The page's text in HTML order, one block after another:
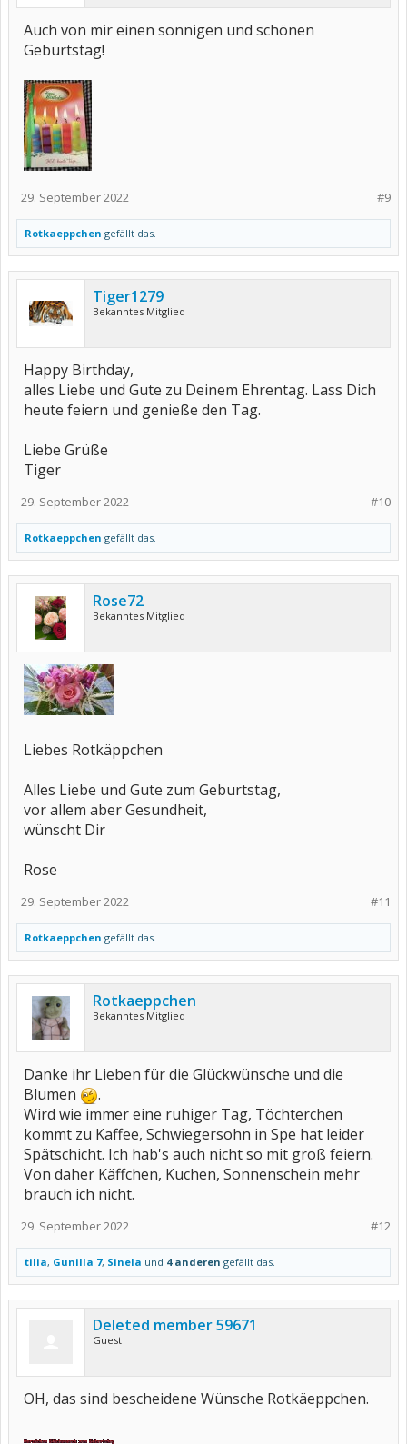
Auch von mir einen sonnigen und schönen
Geburtstag!
#9
29. September 2022
Rotkaeppchen gefällt das.
Tiger1279
Bekanntes Mitglied
Happy Birthday,
alles Liebe und Gute zu Deinem Ehrentag. Lass Dich
heute feiern und genieße den Tag.
Liebe Grüße
Tiger
#10
29. September 2022
Rotkaeppchen gefällt das.
Rose72
Bekanntes Mitglied
Liebes Rotkäppchen
Alles Liebe und Gute zum Geburtstag,
vor allem aber Gesundheit,
wünscht Dir
Rose
#11
29. September 2022
Rotkaeppchen gefällt das.
Rotkaeppchen
Bekanntes Mitglied
Danke ihr Lieben für die Glückwünsche und die
Blumen
.
Wird wie immer eine ruhiger Tag, Töchterchen
kommt zu Kaffee, Schwiegersohn in Spe hat leider
Spätschicht. Ich hab's auch nicht so mit groß feiern.
Von daher Käffchen, Kuchen, Sonnenschein mehr
brauch ich nicht.
#12
29. September 2022
tilia, Gunilla 7, Sinela und 4 anderen gefällt das.
Deleted member 59671
Guest
OH, das sind bescheidene Wünsche Rotkäeppchen.